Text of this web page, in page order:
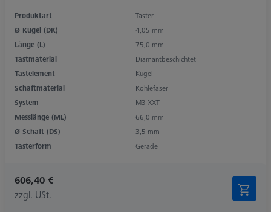
Produktart
Taster
Ø Kugel (DK)
4,05 mm
Länge (L)
75,0 mm
Tastmaterial
Diamantbeschichtet
Tastelement
Kugel
Schaftmaterial
Kohlefaser
System
M3 XXT
Messlänge (ML)
66,0 mm
Ø Schaft (DS)
3,5 mm
Tasterform
Gerade
606,40 €
zzgl. USt.